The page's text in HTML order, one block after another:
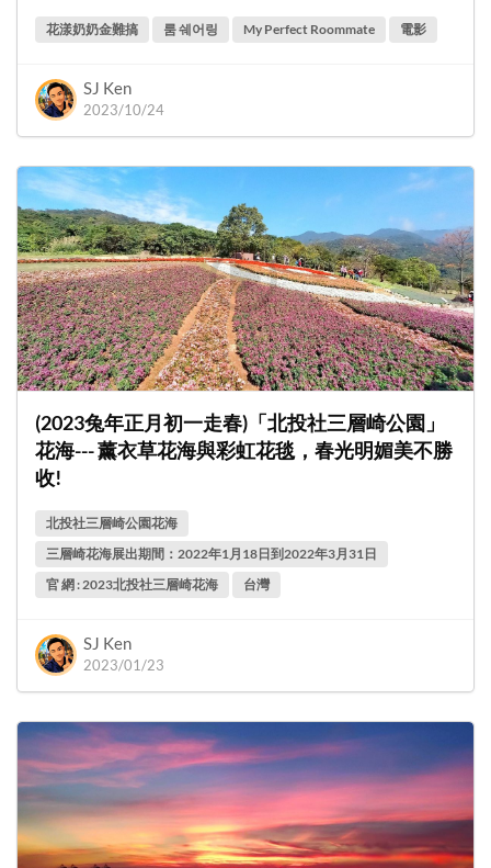
花漾奶奶金難搞 룸 쉐어링 My Perfect Roommate 電影
SJ Ken
2023/10/24
(2023兔年正月初一走春)「北投社三層崎公園」
花海--- 薰衣草花海與彩虹花毯，春光明媚美不勝
收!
北投社三層崎公園花海
三層崎花海展出期間：2022年1月18日到2022年3月31日
官 網 : 2023北投社三層崎花海
台灣
SJ Ken
2023/01/23